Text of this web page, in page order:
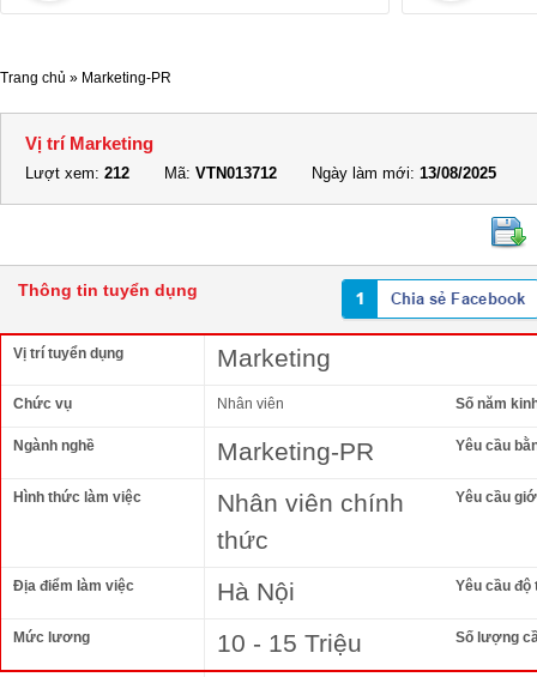
Trang chủ » Marketing-PR
Vị trí Marketing
Lượt xem: 212 Mã: VTN013712 Ngày làm mới: 13/08/2025
Thông tin tuyển dụng
Vị trí tuyển dụng Marketing
Chức vụ Nhân viên Số năm
Ngành nghề Marketing-PR Yêu cầu
Hình thức làm việc
Nhân viên chính
thức
Yêu cầu
Địa điểm làm việc Hà Nội Yêu cầu độ
Mức lương 10 - 15 Triệu Số lượng